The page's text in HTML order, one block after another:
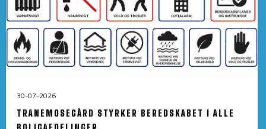
30-07-2026
TRANEMOSEGÅRD STYRKER BEREDSKABET I ALLE